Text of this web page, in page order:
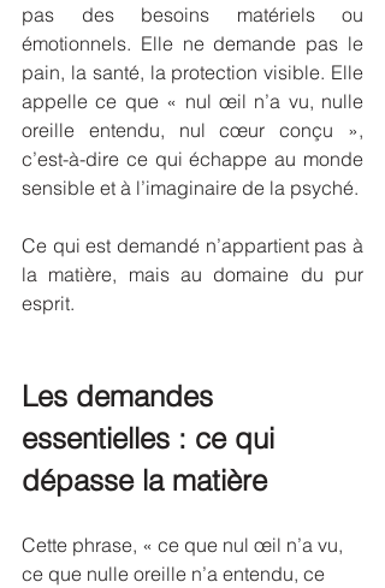
pas des besoins matériels ou
émotionnels. Elle ne demande pas le
pain, la santé, la protection visible. Elle
appelle ce que « nul œil n’a vu, nulle
oreille entendu, nul cœur conçu »,
c’est-à-dire ce qui échappe au monde
sensible et à l’imaginaire de la psyché.
Ce qui est demandé n’appartient pas à
la matière, mais au domaine du pur
esprit.
Les demandes
essentielles : ce qui
dépasse la matière
Cette phrase, « ce que nul œil n’a vu,
ce que nulle oreille n’a entendu, ce